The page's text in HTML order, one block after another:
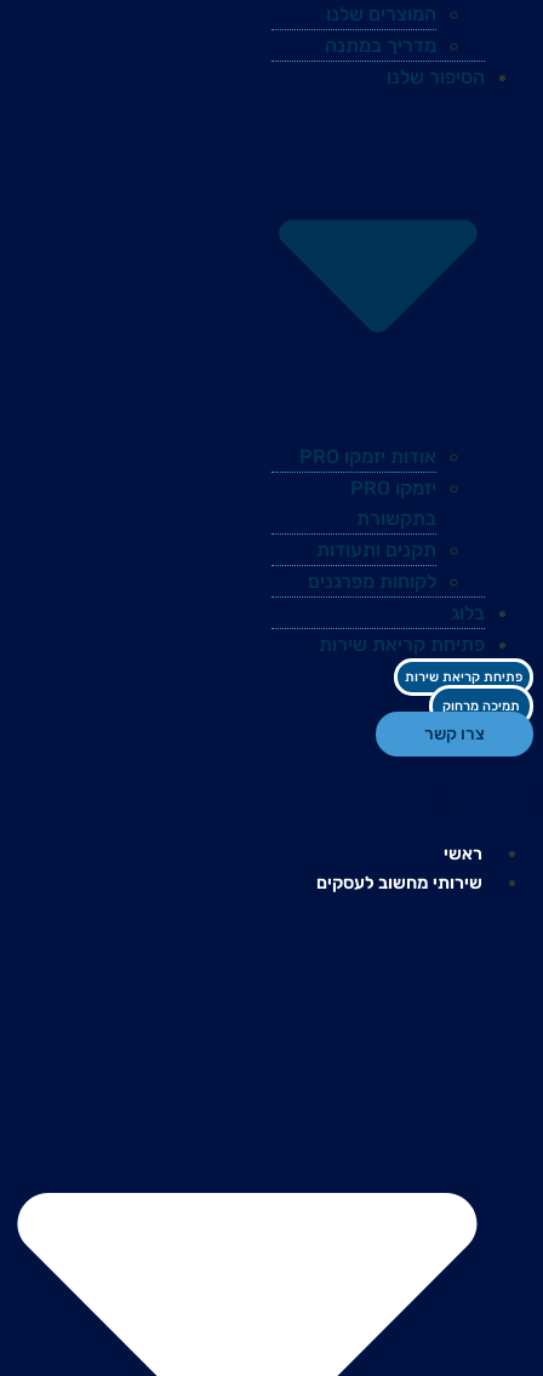
המוצרים שלנו
מדריך במתנה
הסיפור שלנו
אודות יזמקו PRO
יזמקו PRO
בתקשורת
תקנים ותעודות
לקוחות מפרגנים
בלוג
פתיחת קריאת שירות
פתיחת קריאת שירות
תמיכה מרחוק
צרו קשר
ראשי
שירותי מחשוב לעסקים